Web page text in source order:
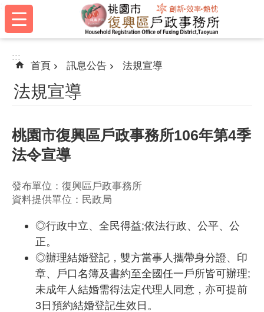
跳到主要內容區塊
:::
:::
首頁 訊息公告 法規宣導
法規宣導
桃園市復興區戶政事務所106年第4季
法令宣導
發布單位：復興區戶政事務所
資料提供單位：民政局
◎行政中立、全民得益;依法行政、公平、公
正。
◎辦理結婚登記，雙方當事人攜帶身分證、印
章、戶口名簿及書約至全國任一戶所皆可辦理;
未成年人結婚需得法定代理人同意，亦可提前
3日預約結婚登記生效日。